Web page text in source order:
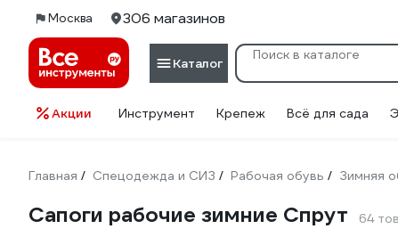
Москва 306 магазинов
Каталог
Акции Инструмент Крепеж Всё для сада
Главная / Спецодежда и СИЗ / Рабочая обувь / Зимняя
Сапоги рабочие зимние Спрут 64